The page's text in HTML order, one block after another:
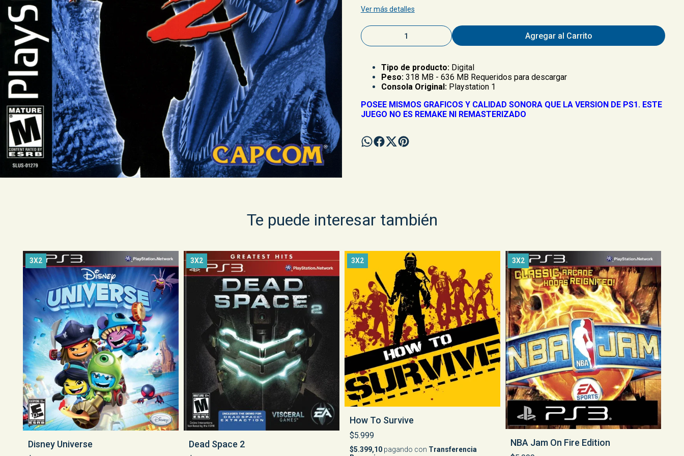
Ver más detalles
Agregar al Carrito
Tipo de producto: Digital
Peso: 318 MB - 636 MB Requeridos para descargar
Consola Original:Playstation 1
POSEE MISMOS GRAFICOS Y CALIDAD SONORA QUE LA VERSION DE PS1. ESTE
JUEGO NO ES REMAKE NI REMASTERIZADO
Te puede interesar también
3X2
Disney Universe
3X2
Dead Space 2
3X2
How To Survive
$5.999
$5.399,10 pagando con Transferencia
3X2
NBA Jam On Fire Edition